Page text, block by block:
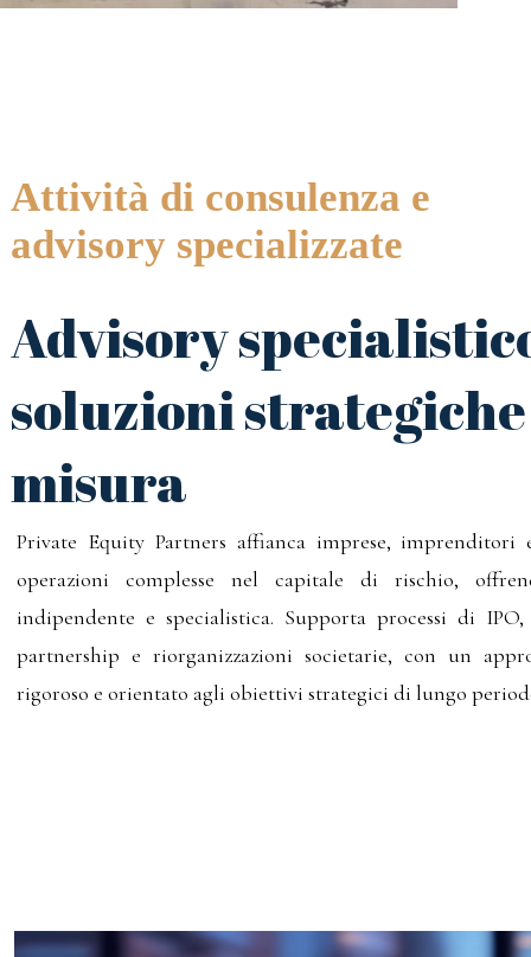
Attività di consulenza e
advisory specializzate
Advisory
soluzioni
misura
Private Equity Partners affianca imprese,
operazioni complesse nel capitale di rischio,
indipendente e specialistica. Supporta processi di
partnership e riorganizzazioni societarie, con un
rigoroso e orientato agli obiettivi strategici di lungo